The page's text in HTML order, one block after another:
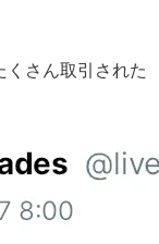
くさん取引された